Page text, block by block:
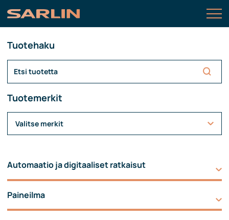
Tuotehaku
Tuotemerkit
Valitse merkit
Automaatio ja digitaaliset ratkaisut
Paineilma